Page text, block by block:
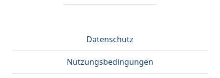
Datenschutz
Nutzungsbedingungen